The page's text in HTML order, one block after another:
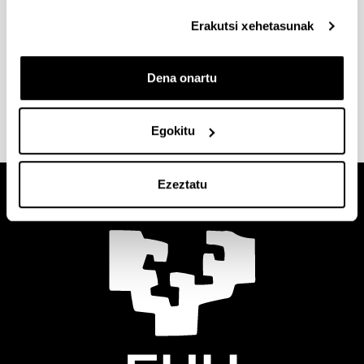
Erakutsi xehetasunak
Dena onartu
Egokitu
Ezeztatu
UDALBA